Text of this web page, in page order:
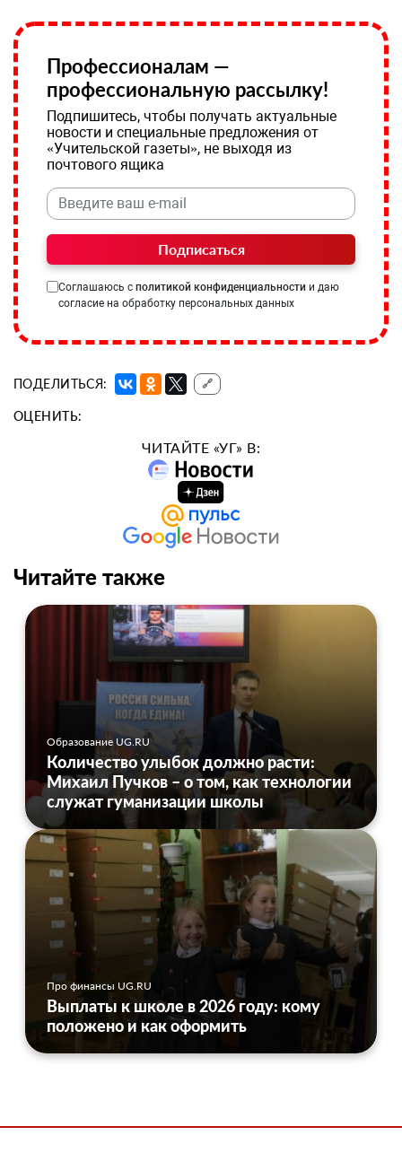
Профессионалам —
профессиональную рассылку!
Подпишитесь, чтобы получать актуальные
новости и специальные предложения от
«Учительской газеты», не выходя из
почтового ящика
Подписаться
Соглашаюсь с политикой конфиденциальности и даю
согласие на обработку персональных данных
ПОДЕЛИТЬСЯ: 🔗
ОЦЕНИТЬ:
ЧИТАЙТЕ «УГ» В:
Читайте также
Образование UG.RU
Количество улыбок должно расти:
Михаил Пучков – о том, как технологии
служат гуманизации школы
Про финансы UG.RU
Выплаты к школе в 2026 году: кому
положено и как оформить